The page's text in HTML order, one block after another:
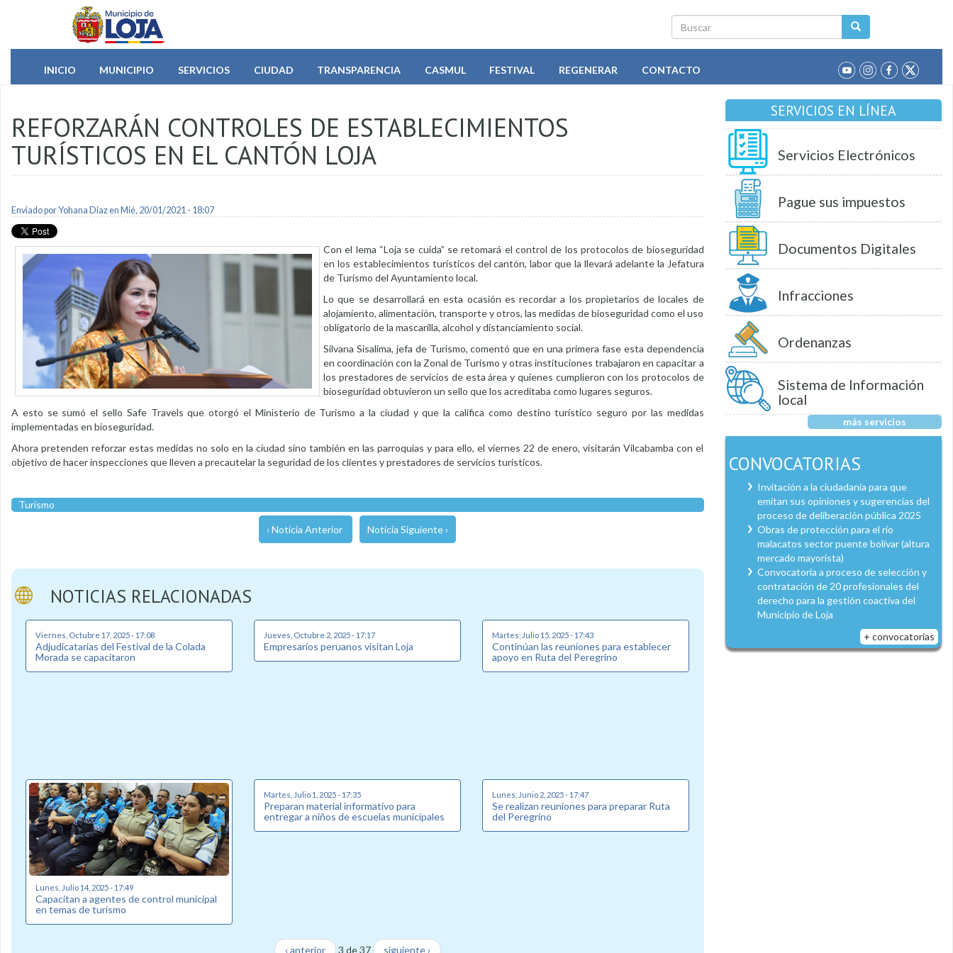
Pasar al contenido principal
Buscar
INICIO
MUNICIPIO SERVICIOS CIUDAD TRANSPARENCIA CASMUL FESTIVAL REGENERAR CONTACTO
REFORZARÁN CONTROLES DE ESTABLECIMIENTOS
TURÍSTICOS EN EL CANTÓN LOJA
Enviado porYohana Diazen Mié, 20/01/2021 - 18:07
Con el lema “Loja se cuida” se retomará el control de los protocolos de bioseguridad
en los establecimientos turísticos del cantón, labor que la llevará adelante la Jefatura
de Turismo del Ayuntamiento local.
Lo que se desarrollará en esta ocasión es recordar a los propietarios de locales de
alojamiento, alimentación, transporte y otros, las medidas de bioseguridad como el uso
obligatorio de la mascarilla, alcohol y distanciamiento social.
Silvana Sisalima, jefa de Turismo, comentó que en una primera fase esta dependencia
en coordinación con la Zonal de Turismo y otras instituciones trabajaron en capacitar a
los prestadores de servicios de esta área y quienes cumplieron con los protocolos de
bioseguridad obtuvieron un sello que los acreditaba como lugares seguros.
A esto se sumó el sello Safe Travels que otorgó el Ministerio de Turismo a la ciudad y que la califica como destino turístico seguro por las medidas
implementadas en bioseguridad.
Ahora pretenden reforzar estas medidas no solo en la ciudad sino también en las parroquias y para ello, el viernes 22 de enero, visitarán Vilcabamba con el
objetivo de hacer inspecciones que lleven a precautelar la seguridad de los clientes y prestadores de servicios turísticos.
Turismo
‹ Noticia Anterior Noticia Siguiente ›
NOTICIAS RELACIONADAS
Viernes, Octubre 17, 2025 - 17:08
Adjudicatarias del Festival de la Colada
Morada se capacitaron
Jueves, Octubre 2, 2025 - 17:17
Empresarios peruanos visitan Loja
Martes, Julio 15, 2025 - 17:43
Continúan las reuniones para establecer
apoyo en Ruta del Peregrino
Lunes, Julio 14, 2025 - 17:49
Capacitan a agentes de control municipal
en temas de turismo
Martes, Julio 1, 2025 - 17:35
Preparan material informativo para
entregar a niños de escuelas municipales
Lunes, Junio 2, 2025 - 17:47
Se realizan reuniones para preparar Ruta
del Peregrino
‹ anterior 3 de 37 siguiente ›
SERVICIOS EN LÍNEA
Servicios Electrónicos
Pague sus impuestos
Documentos Digitales
Infracciones
Ordenanzas
Sistema de Información
local
más servicios
CONVOCATORIAS
Invitación a la ciudadanía para que
emitan sus opiniones y sugerencias del
proceso de deliberación pública 2025
Obras de protección para el río
malacatos sector puente bolívar (altura
mercado mayorista)
Convocatoria a proceso de selección y
contratación de 20 profesionales del
derecho para la gestión coactiva del
Municipio de Loja
+ convocatorias